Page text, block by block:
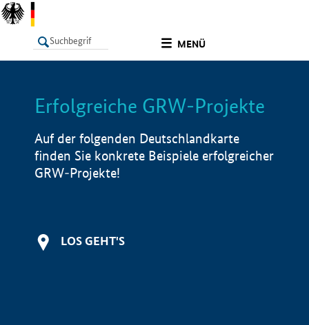
MENÜ
LISTE Info
Erfolgreiche GRW-Projekte
Auf der folgenden Deutschlandkarte
finden Sie konkrete Beispiele erfolgreicher
GRW-Projekte!
LOS GEHT'S